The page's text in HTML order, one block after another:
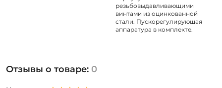
резьбовыдавливающими
винтами из оцинкованной
стали. Пускорегулирующая
аппаратура в комплекте.
Отзывы о товаре: 0